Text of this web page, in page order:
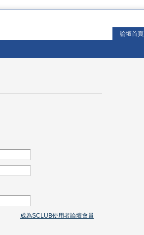
論壇首頁
成為SCLUB使用者論壇會員